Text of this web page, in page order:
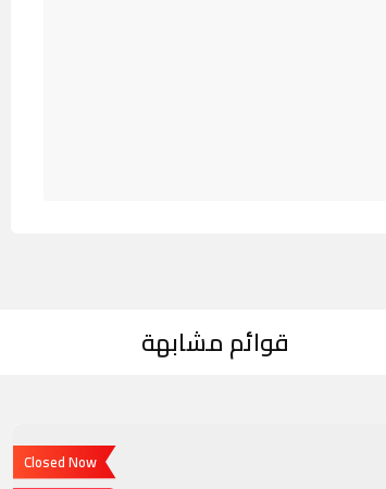
قوائم مشابهة
Closed Now